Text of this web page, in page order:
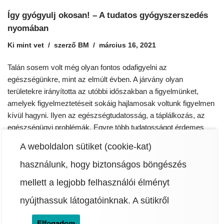
A weboldalon sütiket (cookie-kat)
használunk, hogy biztonságos böngészés
mellett a legjobb felhasználói élményt
nyújthassuk látogatóinknak.A sütikről
Így gyógyulj okosan! – A tudatos gyógyszerszedés
nyomában
Ki mint vet szerző BM március 16, 2021
Talán sosem volt még olyan fontos odafigyelni az
egészségünkre, mint az elmúlt évben. A járvány olyan
területekre irányította az utóbbi időszakban a figyelmünket,
amelyek figyelmeztetéseit sokáig hajlamosak voltunk figyelmen
kívül hagyni. Ilyen az egészségtudatosság, a táplálkozás, az
egészségügyi problémák. Egyre több tudatosságot érdemes
eredményesebben és gyorsabban gyógyuljunk. Dr.…
More »